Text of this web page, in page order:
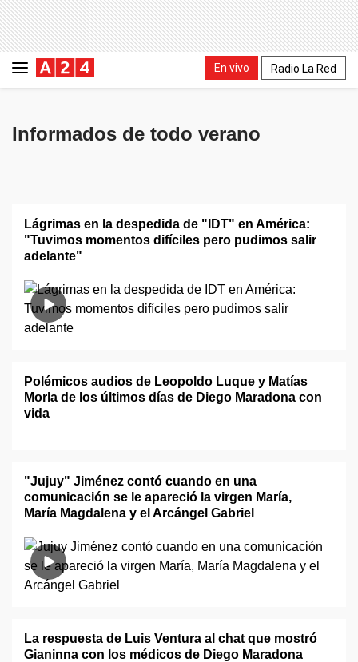
En vivo Radio La Red
Informados de todo verano
Lágrimas en la despedida de "IDT" en América:
"Tuvimos momentos difíciles pero pudimos salir
adelante"
Polémicos audios de Leopoldo Luque y Matías
Morla de los últimos días de Diego Maradona con
vida
"Jujuy" Jiménez contó cuando en una
comunicación se le apareció la virgen María,
María Magdalena y el Arcángel Gabriel
La respuesta de Luis Ventura al chat que mostró
Gianinna con los médicos de Diego Maradona